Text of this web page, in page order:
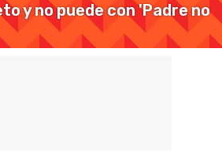
y no puede con 'Padre no